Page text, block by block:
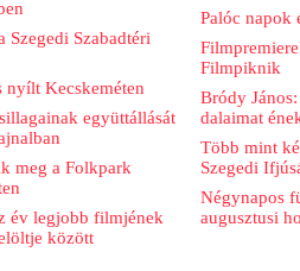
Szegedi Szabadtéri
Kecskeméten
együttállását
meg a Folkpark
év legjobb filmjének
között
Palóc napok
Filmpiknik
Bródy
dalaimat
Több mint
Szegedi
Négynapos
augusztusi